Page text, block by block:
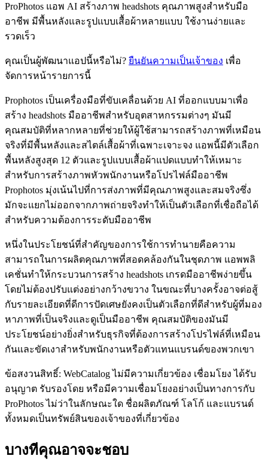
ProPhotos แอพ AI สร้างภาพ headshots คุณภาพสูงสำหรับมือ
อาชีพ มีพื้นหลังและรูปแบบเสื้อผ้าหลายแบบ ใช้งานง่ายและ
รวดเร็ว
คุณเป็นผู้พัฒนาแอปนี้หรือไม่? ยืนยันความเป็นเจ้าของ เพื่อ
จัดการหน้ารายการนี้
Prophotos เป็นเครื่องมือที่ขับเคลื่อนด้วย AI ที่ออกแบบมาเพื่อ
สร้าง headshots มืออาชีพสำหรับอุตสาหกรรมต่างๆ มันมี
คุณสมบัติที่หลากหลายที่ช่วยให้ผู้ใช้สามารถสร้างภาพที่เหมือน
จริงที่มีพื้นหลังและสไตล์เสื้อผ้าที่เฉพาะเจาะจง แอพนี้มีตัวเลือก
พื้นหลังสูงสุด 12 ตัวและรูปแบบเสื้อผ้าแปดแบบทำให้เหมาะ
สำหรับการสร้างภาพหัวพนักงานหรือโปรไฟล์มืออาชีพ
Prophotos มุ่งเน้นไปที่การส่งภาพที่มีคุณภาพสูงและสมจริงซึ่ง
มักจะแยกไม่ออกจากภาพถ่ายจริงทำให้เป็นตัวเลือกที่เชื่อถือได้
สำหรับความต้องการระดับมืออาชีพ
หนึ่งในประโยชน์ที่สำคัญของการใช้การทำนายคือความ
สามารถในการผลิตคุณภาพที่สอดคล้องกันในชุดภาพ แอพพลิ
เคชั่นทำให้กระบวนการสร้าง headshots เกรดมืออาชีพง่ายขึ้น
โดยไม่ต้องปรับแต่งอย่างกว้างขวาง ในขณะที่บางครั้งอาจต่อสู้
กับรายละเอียดที่ดีการปัดเศษยังคงเป็นตัวเลือกที่ดีสำหรับผู้ที่มอง
หาภาพที่เป็นจริงและดูเป็นมืออาชีพ คุณสมบัติของมันมี
ประโยชน์อย่างยิ่งสำหรับธุรกิจที่ต้องการสร้างโปรไฟล์ที่เหมือน
กันและขัดเงาสำหรับพนักงานหรือตัวแทนแบรนด์ของพวกเขา
ข้อสงวนสิทธิ์: WebCatalog ไม่มีความเกี่ยวข้อง เชื่อมโยง ได้รับ
อนุญาต รับรองโดย หรือมีความเชื่อมโยงอย่างเป็นทางการกับ
ProPhotos ไม่ว่าในลักษณะใด ชื่อผลิตภัณฑ์ โลโก้ และแบรนด์
ทั้งหมดเป็นทรัพย์สินของเจ้าของที่เกี่ยวข้อง
บางทีคุณอาจจะชอบ